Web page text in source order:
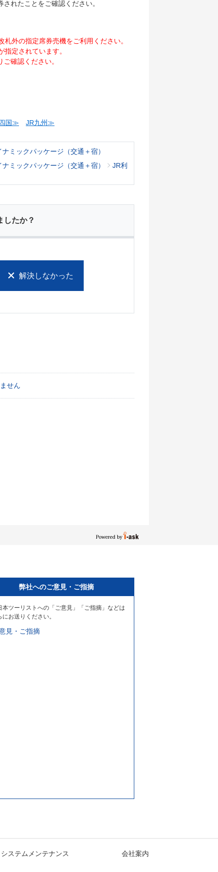
れたことをご確認ください。
外の指定席券売機をご利用ください。
定されています。
確認ください。
国≫ JR九州≫
ミックパッケージ（交通＋宿）
ミックパッケージ（交通＋宿）
JR利
したか？
解決しなかった
せん
弊社へのご意見・ご指摘
本ツーリストへの「ご意見」「ご指摘」などは
にお送りください。
見・ご指摘
システムメンテナンス 会社案内